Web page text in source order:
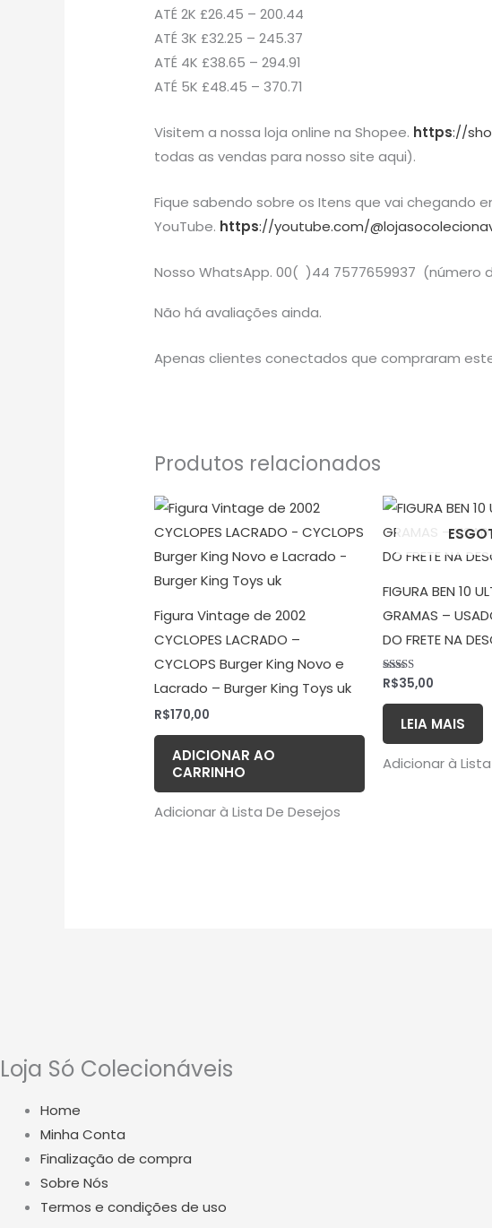
ATÉ 2K £26.45 – 200.44
ATÉ 3K £32.25 – 245.37
ATÉ 4K £38.65 – 294.91
ATÉ 5K £48.45 – 370.71
Visitem a nossa loja online na Shopee. https://
todas as vendas para nosso site aqui).
Fique sabendo sobre os Itens que vai chegando
YouTube. https://youtube.com/
Nosso WhatsApp. 00( )44 7577659937 (número da
Não há avaliações ainda.
Apenas clientes conectados que compraram
Produtos relacionados
Figura Vintage de 2002
CYCLOPES LACRADO –
CYCLOPS Burger King Novo e
Lacrado – Burger King Toys uk
R$170,00
ADICIONAR AO
CARRINHO
Adicionar à Lista De Desejos
FIGURA BEN 10
GRAMAS –
DO FRETE NA
Avaliação
5.00
de 5
R$35,00
LEIA MAIS
Adicionar à
Loja Só Colecionáveis
Home
Minha Conta
Finalização de compra
Sobre Nós
Termos e condições de uso